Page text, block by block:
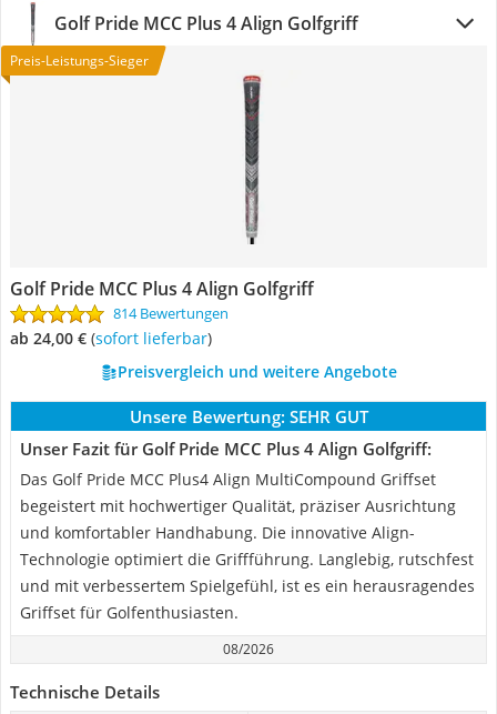
Golf Pride MCC Plus 4 Align Golfgriff
Preis-Leistungs-Sieger
Golf Pride MCC Plus 4 Align Golfgriff
814 Bewertungen
ab 24,00 € ( Sofort lieferbar)
Preisvergleich und weitere Angebote
Unsere Bewertung: SEHR GUT
Unser Fazit für Golf Pride MCC Plus 4 Align Golfgriff:
Das Golf Pride MCC Plus4 Align MultiCompound Griffset
begeistert mit hochwertiger Qualität, präziser Ausrichtung
und komfortabler Handhabung. Die innovative Align-
Technologie optimiert die Griffführung. Langlebig, rutschfest
und mit verbessertem Spielgefühl, ist es ein herausragendes
Griffset für Golfenthusiasten.
08/2026
Technische Details